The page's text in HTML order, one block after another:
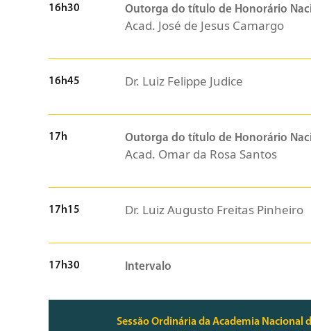
16h30 Outorga do título de Honorário
Acad. José de Jesus Camargo
16h45 Dr. Luiz Felippe Judice
17h Outorga do título de Honorário
Acad. Omar da Rosa Santos
17h15 Dr. Luiz Augusto Freitas Pinheiro
17h30 Intervalo
Sessão Ordinária da Academia Nacional